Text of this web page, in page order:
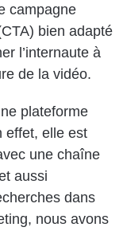
campagne
bien adapté
l’internaute à
de la vidéo.
plateforme
effet, elle est
une chaîne
aussi
dans
nous avons